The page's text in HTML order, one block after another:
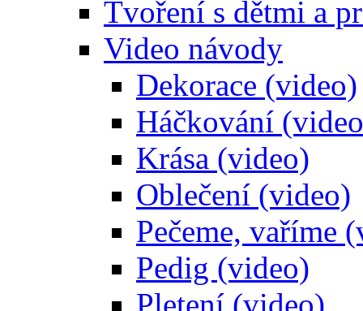
Tvoření s dětmi a
Video návody
Dekorace (video)
Háčkování
Krása (video)
Oblečení (video)
Pečeme, vaříme
Pedig (video)
Pletení (video)